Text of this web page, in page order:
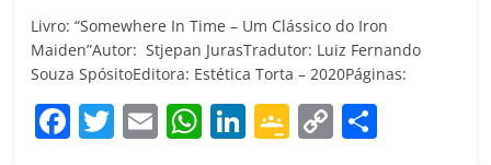
Livro: “Somewhere In Time – Um Clássico do Iron
Maiden”Autor: Stjepan JurasTradutor: Luiz Fernando
Souza SpósitoEditora: Estética Torta – 2020Páginas:
F T E W Li G C